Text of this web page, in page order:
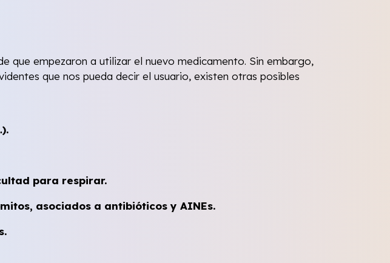
que empezaron a utilizar el nuevo medicamento. Sin embargo,
que nos pueda decir el usuario, existen otras posibles
para respirar.
asociados a antibióticos y AINEs.